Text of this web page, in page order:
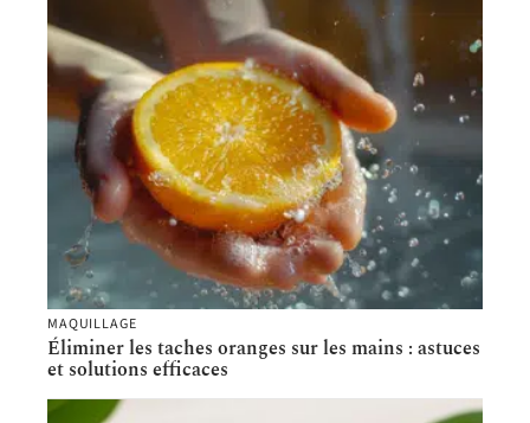
MAQUILLAGE
Éliminer les taches oranges sur les mains : astuces
et solutions efficaces